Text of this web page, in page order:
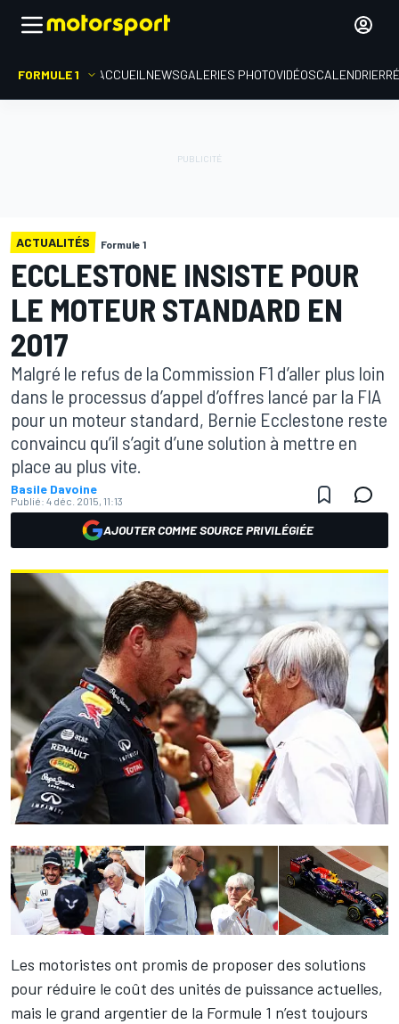
FORMULE 1 ACCUEIL NEWSGALERIES PHOTOVIDÉOSCALENDRIER
ACTUALITÉS Formule 1
ECCLESTONE INSISTE POUR
LE MOTEUR STANDARD EN
2017
Malgré le refus de la Commission F1 d’aller plus loin
dans le processus d’appel d’offres lancé par la FIA
pour un moteur standard, Bernie Ecclestone reste
convaincu qu’il s’agit d’une solution à mettre en
place au plus vite.
Basile Davoine
Publié: 4 déc. 2015, 11:13
AJOUTER COMME SOURCE PRIVILÉGIÉE
Les motoristes ont promis de proposer des solutions
pour réduire le coût des unités de puissance actuelles,
mais le grand argentier de la Formule 1 n’est toujours